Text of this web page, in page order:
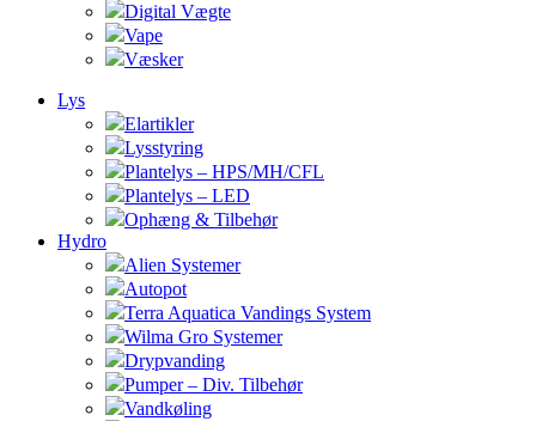
Digital Vægte
Vape
Væsker
Lys
Elartikler
Lysstyring
Plantelys – HPS/MH/CFL
Plantelys – LED
Ophæng & Tilbehør
Hydro
Alien Systemer
Autopot
Terra Aquatica Vandings System
Wilma Gro Systemer
Drypvanding
Pumper – Div. Tilbehør
Vandkøling